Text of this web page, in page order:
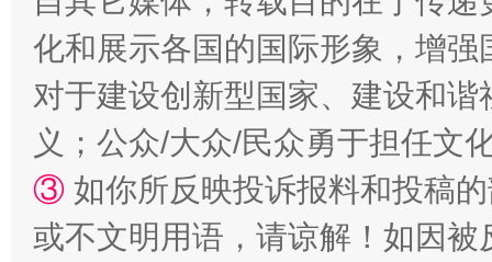
化和展示各国的国际形象，增
对于建设创新型国家、建设和
义；公众/大众/民众勇于担任文
③ 如你所反映投诉报料和投稿
或不文明用语，请谅解！如因